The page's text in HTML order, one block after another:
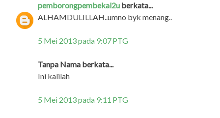
pemborongpembekal2u berkata...
ALHAMDULILLAH..umno byk menang..
5 Mei 2013 pada 9:07 PTG
Tanpa Nama berkata...
Ini kalilah
5 Mei 2013 pada 9:11 PTG